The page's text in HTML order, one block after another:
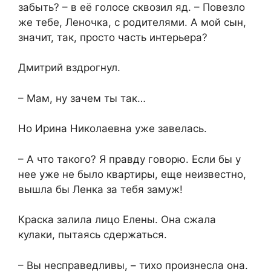
забыть? – в её голосе сквозил яд. – Повезло
же тебе, Леночка, с родителями. А мой сын,
значит, так, просто часть интерьера?
Дмитрий вздрогнул.
– Мам, ну зачем ты так…
Но Ирина Николаевна уже завелась.
– А что такого? Я правду говорю. Если бы у
нее уже не было квартиры, еще неизвестно,
вышла бы Ленка за тебя замуж!
Краска залила лицо Елены. Она сжала
кулаки, пытаясь сдержаться.
– Вы несправедливы, – тихо произнесла она.